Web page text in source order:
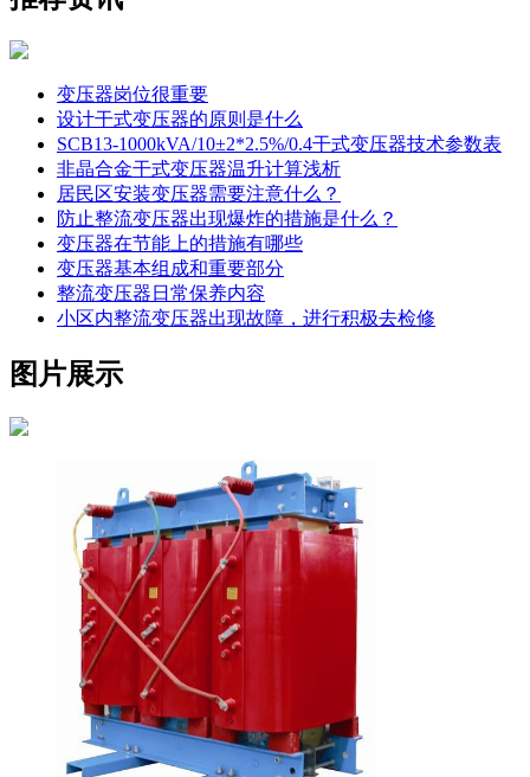
变压器岗位很重要
设计干式变压器的原则是什么
SCB13-1000kVA/10±2*2.5%/0.4干式变压器技术参数表
非晶合金干式变压器温升计算浅析
居民区安装变压器需要注意什么？
防止整流变压器出现爆炸的措施是什么？
变压器在节能上的措施有哪些
变压器基本组成和重要部分
整流变压器日常保养内容
小区内整流变压器出现故障，进行积极去检修
图片展示